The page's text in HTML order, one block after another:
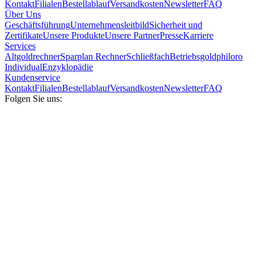
KontaktFilialenBestellablaufVersandkostenNewsletterFAQ
Über Uns
GeschäftsführungUnternehmensleitbildSicherheit und
ZertifikateUnsere ProdukteUnsere PartnerPresseKarriere
Services
AltgoldrechnerSparplan RechnerSchließfachBetriebsgoldphiloro
IndividualEnzyklopädie
Kundenservice
KontaktFilialenBestellablaufVersandkostenNewsletterFAQ
Folgen Sie uns: